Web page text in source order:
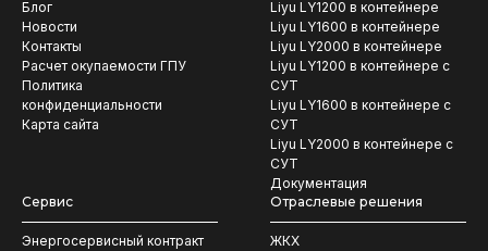
Блог
Новости
Контакты
Расчет окупаемости ГПУ
Политика
конфиденциальности
Карта сайта
Liyu LY1200 в контейнере
Liyu LY1600 в контейнере
Liyu LY2000 в контейнере
Liyu LY1200 в контейнере с
СУТ
Liyu LY1600 в контейнере с
СУТ
Liyu LY2000 в контейнере с
СУТ
Документация
Сервис
Энергосервисный контракт
Отраслевые решения
ЖКХ